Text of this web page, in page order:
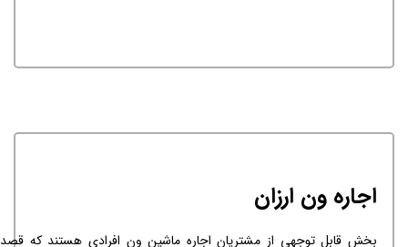
اجاره ون ارزان
بخش قابل توجهی از مشتریان اجاره ماشین ون افرادی هستند که قصد